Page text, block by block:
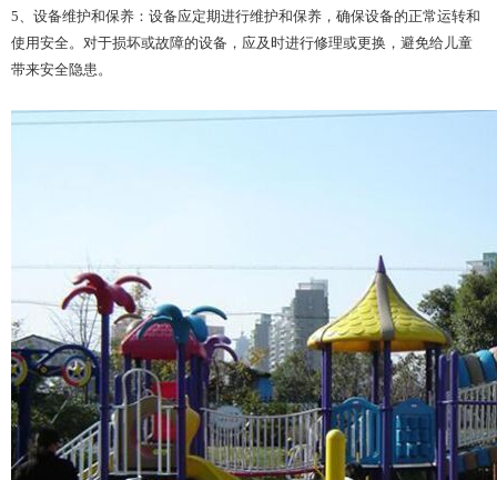
5、设备维护和保养：设备应定期进行维护和保养，确保设备的正常运转和
使用安全。对于损坏或故障的设备，应及时进行修理或更换，避免给儿童
带来安全隐患。